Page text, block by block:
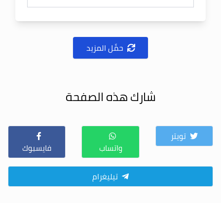
حمِّل المزيد
شارك هذه الصفحة
تويتر
واتساب
فايسبوك
تيليغرام